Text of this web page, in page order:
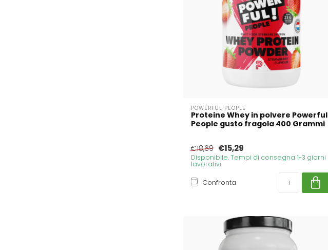
POWERFUL PEOPLE
Proteine Whey in polvere Powerful
People gusto fragola 400 Grammi
€18,69 €15,29
Disponibile. Tempi di consegna 1-3 giorni
lavorativi
Confronta